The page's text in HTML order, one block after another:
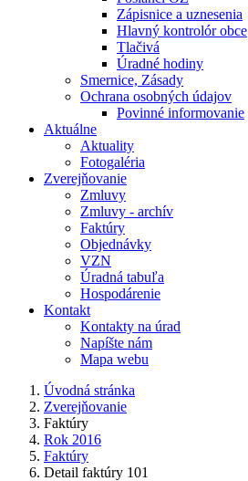
Zápisnice a uznesenia
Hlavný kontrolór obce
Tlačivá
Úradné hodiny
Smernice, Zásady
Ochrana osobných údajov
Povinné informovanie
Aktuálne
Aktuality
Fotogaléria
Zverejňovanie
Zmluvy
Zmluvy - archív
Faktúry
Objednávky
VZN
Úradná tabuľa
Hospodárenie
Kontakt
Kontakty na úrad
Napíšte nám
Mapa webu
Úvodná stránka
Zverejňovanie
Faktúry
Rok 2016
Faktúry
Detail faktúry 101